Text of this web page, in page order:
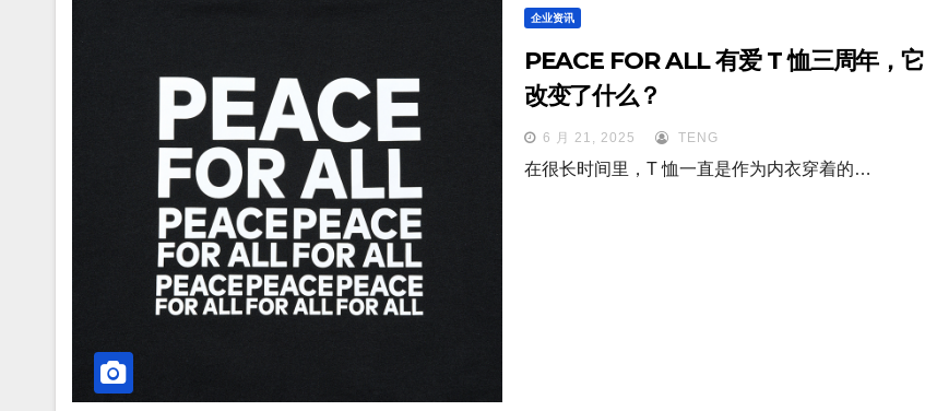
企业资讯
PEACE FOR ALL 有爱 T 恤三周年，它
改变了什么？
6 月 21, 2025 TENG
在很长时间里，T 恤一直是作为内衣穿着的…